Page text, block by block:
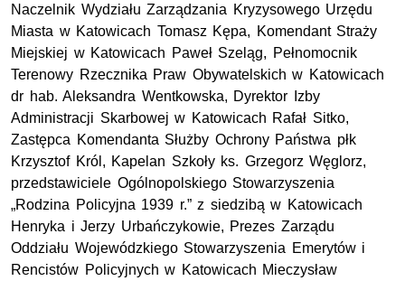
Naczelnik Wydziału Zarządzania Kryzysowego Urzędu
Miasta w Katowicach Tomasz Kępa, Komendant Straży
Miejskiej w Katowicach Paweł Szeląg, Pełnomocnik
Terenowy Rzecznika Praw Obywatelskich w Katowicach
dr hab. Aleksandra Wentkowska, Dyrektor Izby
Administracji Skarbowej w Katowicach Rafał Sitko,
Zastępca Komendanta Służby Ochrony Państwa płk
Krzysztof Król, Kapelan Szkoły ks. Grzegorz Węglorz,
przedstawiciele Ogólnopolskiego Stowarzyszenia
„Rodzina Policyjna 1939 r.” z siedzibą w Katowicach
Henryka i Jerzy Urbańczykowie, Prezes Zarządu
Oddziału Wojewódzkiego Stowarzyszenia Emerytów i
Rencistów Policyjnych w Katowicach Mieczysław